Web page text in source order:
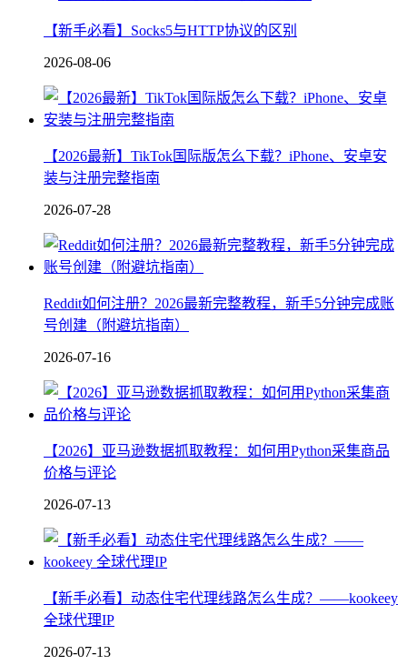
【新手必看】Socks5与HTTP协议的区别
2026-08-06
【2026最新】TikTok国际版怎么下载？iPhone、安卓安
装与注册完整指南
2026-07-28
Reddit如何注册？2026最新完整教程，新手5分钟完成账
号创建（附避坑指南）
2026-07-16
【2026】亚马逊数据抓取教程：如何用Python采集商品
价格与评论
2026-07-13
【新手必看】动态住宅代理线路怎么生成？——kookeey
全球代理IP
2026-07-13